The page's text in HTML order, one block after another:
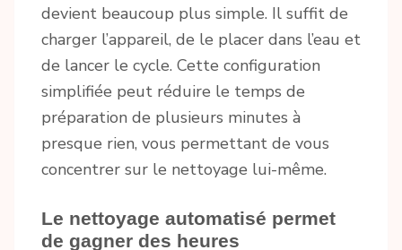
devient beaucoup plus simple. Il suffit de
charger l’appareil, de le placer dans l’eau et
de lancer le cycle. Cette configuration
simplifiée peut réduire le temps de
préparation de plusieurs minutes à
presque rien, vous permettant de vous
concentrer sur le nettoyage lui-même.
Le nettoyage automatisé permet
de gagner des heures